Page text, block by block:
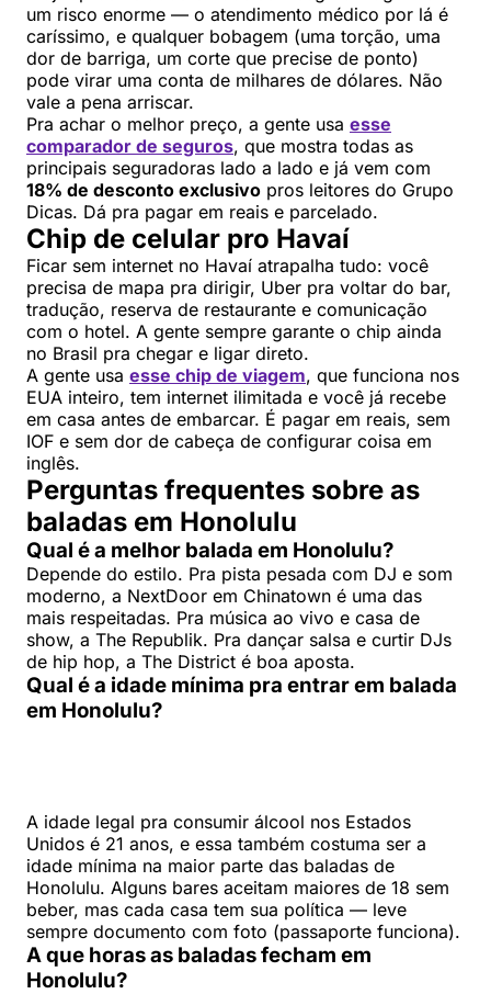
um risco enorme — o atendimento médico por lá é
caríssimo, e qualquer bobagem (uma torção, uma
dor de barriga, um corte que precise de ponto)
pode virar uma conta de milhares de dólares. Não
vale a pena arriscar.
Pra achar o melhor preço, a gente usa esse
comparador de seguros, que mostra todas as
principais seguradoras lado a lado e já vem com
18% de desconto exclusivo pros leitores do Grupo
Dicas. Dá pra pagar em reais e parcelado.
Chip de celular pro Havaí
Ficar sem internet no Havaí atrapalha tudo: você
precisa de mapa pra dirigir, Uber pra voltar do bar,
tradução, reserva de restaurante e comunicação
com o hotel. A gente sempre garante o chip ainda
no Brasil pra chegar e ligar direto.
A gente usa esse chip de viagem, que funciona nos
EUA inteiro, tem internet ilimitada e você já recebe
em casa antes de embarcar. É pagar em reais, sem
IOF e sem dor de cabeça de configurar coisa em
inglês.
Perguntas frequentes sobre as
baladas em Honolulu
Qual é a melhor balada em Honolulu?
Depende do estilo. Pra pista pesada com DJ e som
moderno, a NextDoor em Chinatown é uma das
mais respeitadas. Pra música ao vivo e casa de
show, a The Republik. Pra dançar salsa e curtir DJs
de hip hop, a The District é boa aposta.
Qual é a idade mínima pra entrar em balada
em Honolulu?
A idade legal pra consumir álcool nos Estados
Unidos é 21 anos, e essa também costuma ser a
idade mínima na maior parte das baladas de
Honolulu. Alguns bares aceitam maiores de 18 sem
beber, mas cada casa tem sua política — leve
sempre documento com foto (passaporte funciona).
A que horas as baladas fecham em
Honolulu?